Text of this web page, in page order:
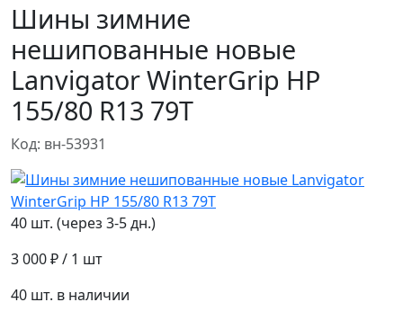
Шины зимние
нешипованные новые
Lanvigator WinterGrip HP
155/80 R13 79T
Код: вн-53931
40 шт. (через 3-5 дн.)
3 000 ₽/ 1 шт
40 шт. в наличии